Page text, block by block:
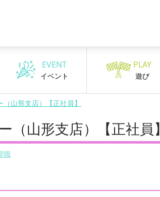
EVENT
イベント
PLAY
遊び
山形支店）【正社員】
（山形支店）【正社員】
職